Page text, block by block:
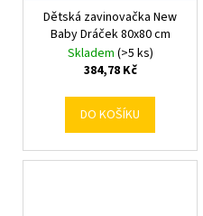
Dětská zavinovačka New
Baby Dráček 80x80 cm
Skladem (>5 ks)
384,78 Kč
DO KOŠÍKU